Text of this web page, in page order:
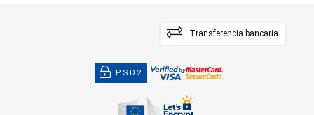
Transferencia bancaria
PSD2